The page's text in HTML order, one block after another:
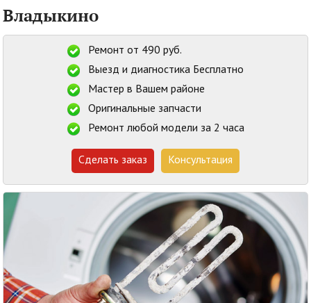
Владыкино
Ремонт от 490 руб.
Выезд и диагностика Бесплатно
Мастер в Вашем районе
Оригинальные запчасти
Ремонт любой модели за 2 часа
Сделать заказ Консультация